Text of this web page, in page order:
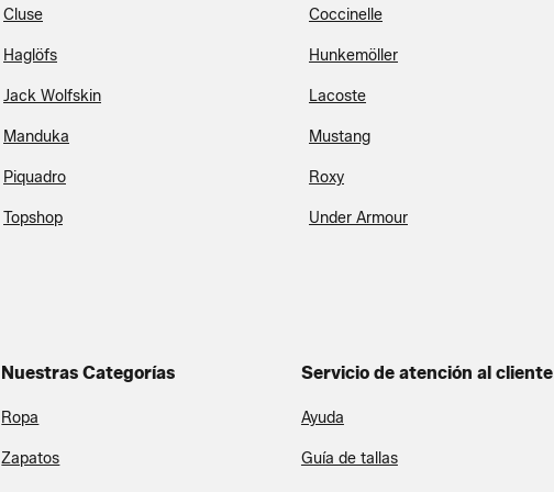
Cluse Coccinelle
Haglöfs Hunkemöller
Jack Wolfskin Lacoste
Manduka Mustang
Piquadro Roxy
Topshop Under Armour
Nuestras Categorías
Ropa
Zapatos
Servicio de atención al cliente
Ayuda
Guía de tallas